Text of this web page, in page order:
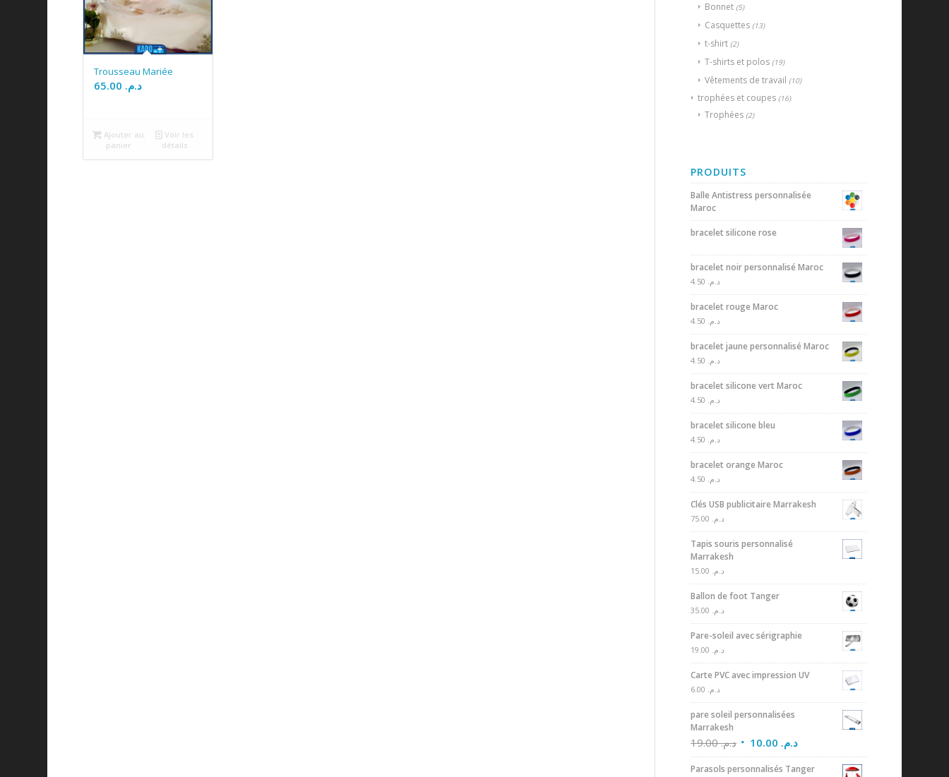
Trousseau Mariée
د.م.
Ajouter au
panier
Voir les
détails
Bonnet (5)
Casquettes (13)
t-shirt (2)
T-shirts et polos (19)
Vêtements de travail (10)
trophées et coupes (16)
Trophées (2)
PRODUITS
Balle Antistress personnalisée
Maroc
bracelet silicone rose
bracelet noir personnalisé Maroc
د.م.
bracelet rouge Maroc
د.م.
bracelet jaune personnalisé Maroc
د.م.
bracelet silicone vert Maroc
د.م.
bracelet silicone bleu
د.م.
bracelet orange Maroc
د.م.
Clés USB publicitaire Marrakesh
د.م.
Tapis souris personnalisé
Marrakesh
د.م.
Ballon de foot Tanger
د.م.
Pare-soleil avec sérigraphie
د.م.
Carte PVC avec impression UV
د.م.
pare soleil personnalisées
Marrakesh
د.م.19.00 د.م.
Parasols personnalisés Tanger